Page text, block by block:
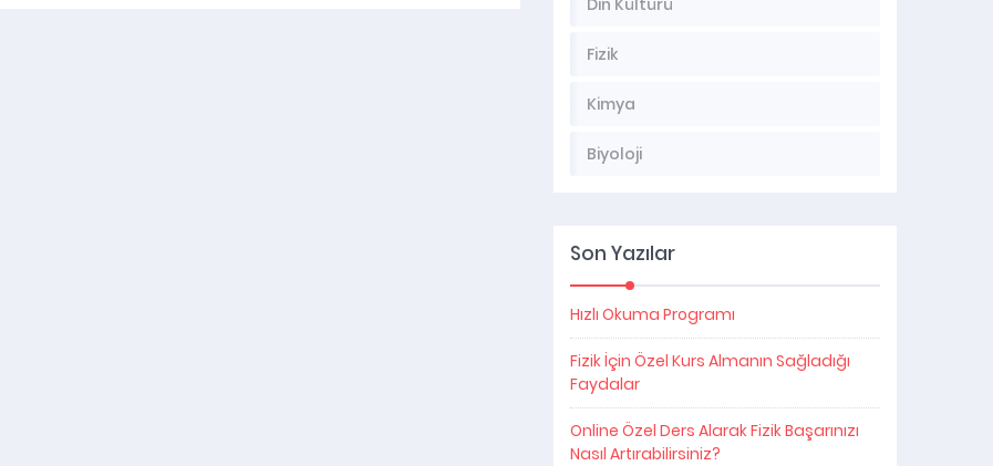
Din Kültürü
Fizik
Kimya
Biyoloji
Son Yazılar
Hızlı Okuma Programı
Fizik İçin Özel Kurs Almanın Sağladığı
Faydalar
Online Özel Ders Alarak Fizik Başarınızı
Nasıl Artırabilirsiniz?